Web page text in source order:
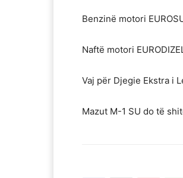
Benzinë motori
Naftë motori
Vaj për Djegie Ekstra i
Mazut М-1 SU do të